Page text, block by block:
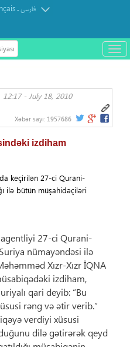
.فارسی
باز
و
12:17 - July 18, 2010
Xəbər sayı: 1957686
izdiham
keçirilən 27-ci Qurani-
ilə bütün müşahidəçiləri
27-ci Qurani-
nümayəndəsi ilə
Xızr-Xızr İQNA
izdiham,
qari deyib: “Bu
rəng və ətir verib.”
verdiyi xüsusi
dilə gətirərək qeyd